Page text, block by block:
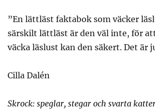
”En lättläst faktabok som väcker
särskilt lättläst är den väl inte, för
väcka läslust kan den säkert. Det är
Cilla Dalén
Skrock: speglar, stegar och svarta